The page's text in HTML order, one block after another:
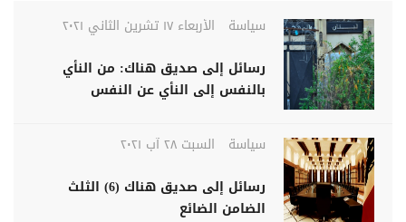
سياسة
الأربعاء ١٧ تشرين الثاني ٢٠٢١
رسائل إلى صديق هناك: من النأي
بالنفس إلى النأي عن النفس
سياسة
السبت ٢٨ آب ٢٠٢١
رسائل إلى صديق هناك (6) الثلث
الضامن الضائع